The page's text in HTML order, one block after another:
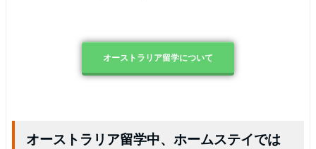
オーストラリア留学について
オーストラリア留学中、ホームステイでは